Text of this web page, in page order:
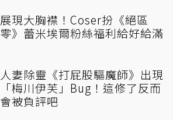
展現大胸襟！Coser扮《絕區
零》蕾米埃爾粉絲福利給好給滿
人妻除靈《打屁股驅魔師》出現
「梅川伊芙」Bug！這修了反而
會被負評吧